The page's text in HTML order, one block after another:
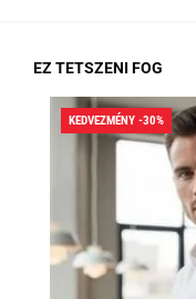
EZ TETSZENI FOG
KEDVEZMÉNY -30%